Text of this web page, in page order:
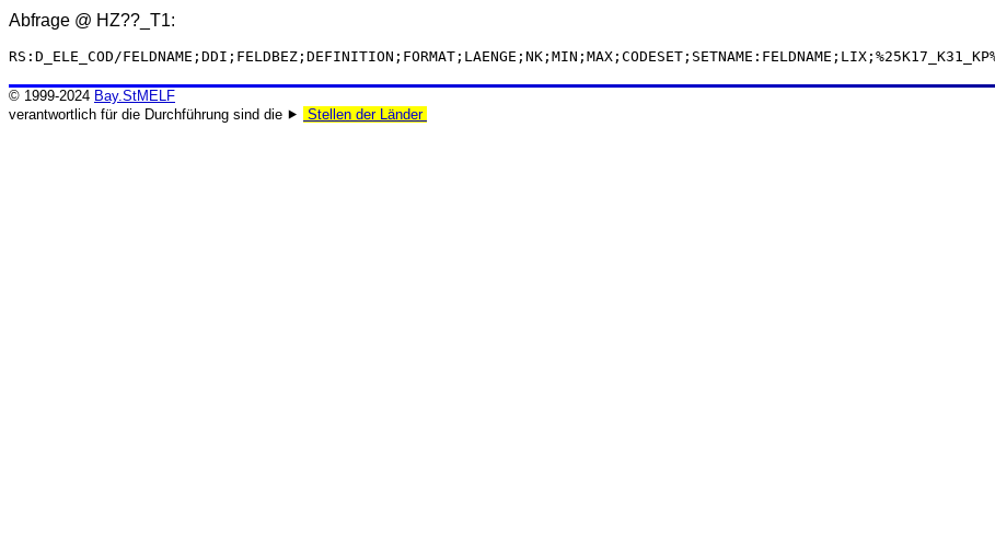
Abfrage @ HZ??_T1:
RS:D_ELE_COD/
© 1999-2024 Bay.StMELF
verantwortlich für die Durchführung sind die ⯈
Stellen der Länder